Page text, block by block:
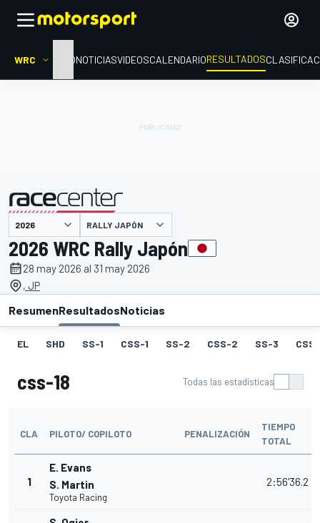
WRC INICIONOTICIASVIDEOSCALENDARIORESULTADOS
presentado por RALLY JAPÓN
2026 WRC Rally Japón
28 may 2026 al 31 may 2026
, JP
ResumenResultadosNoticias
EL SHD SS-1 CSS-1 SS-2 CSS-2 SS-3
css-18 Todas las estadísticas
CLA PILOTO/ COPILOTO PENALIZACIÓN
TIEMPO
TOTAL
1
E. Evans
S. Martin
Toyota Racing
2:56'36.2